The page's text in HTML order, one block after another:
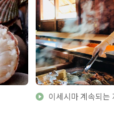
이세시마 계속되는